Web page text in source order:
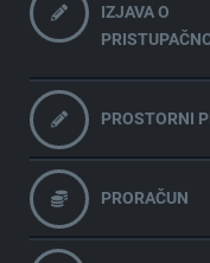
IZJAVA O
PROSTORNI
PRORAČUN